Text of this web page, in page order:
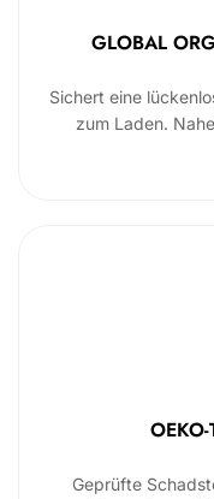
GLOBAL
Sichert eine
zum Laden.
Geprüfte